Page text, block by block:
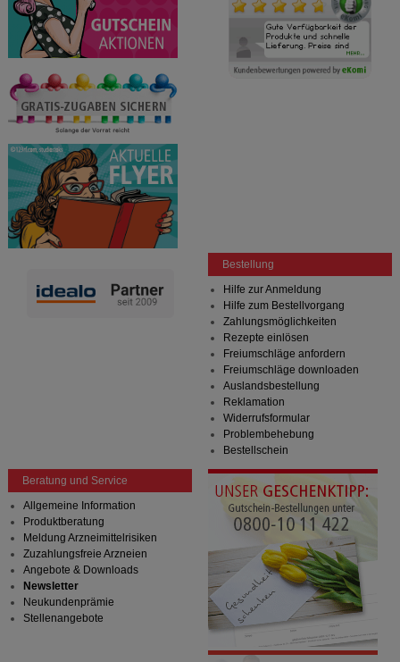
Bestellung
Hilfe zur Anmeldung
Hilfe zum Bestellvorgang
Zahlungsmöglichkeiten
Rezepte einlösen
Freiumschläge anfordern
Freiumschläge downloaden
Auslandsbestellung
Reklamation
Widerrufsformular
Problembehebung
Bestellschein
Beratung und Service
Allgemeine Information
Produktberatung
Meldung Arzneimittelrisiken
Zuzahlungsfreie Arzneien
Angebote & Downloads
Newsletter
Neukundenprämie
Stellenangebote